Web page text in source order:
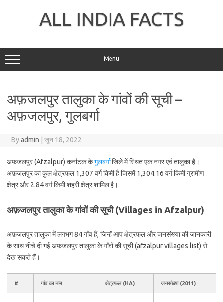
ALL INDIA FACTS
Menu
अफ़जलपुर तालुका के गांवों की सूची –
अफ़जलपुर, गुलबर्गा
Byadmin जून 18, 2022
अफ़जलपुर (Afzalpur) कर्नाटक केगुलबर्गाजिले में स्थित एक नगर एवं तालुका है।
अफ़जलपुर का कुल क्षेत्रफल 1,307 वर्ग किमी है जिसमें 1,304.16 वर्ग किमी ग्रामीण
क्षेत्र और 2.84 वर्ग किमी शहरी क्षेत्र शामिल है।
अफ़जलपुर तालुका के गांवों की सूची (Villages in Afzalpur)
अफ़जलपुर तालुका में लगभग 84 गाँव हैं, जिन्हें आप क्षेत्रफल और जनसंख्या की जानकारी
के साथ नीचे दी गई अफ़जलपुर तालुका के गाँवों की सूची (afzalpur villages list) से
देख सकते हैं।
# गांव का नाम क्षेत्रफल (HA) जनसंख्या (2011)